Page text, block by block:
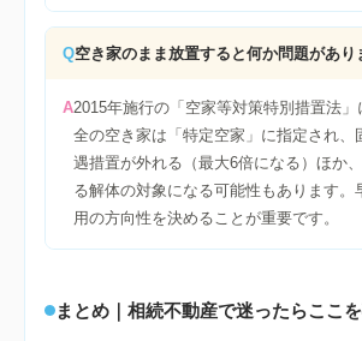
Q空き家のまま放置すると何か問題があり
A2015年施行の「空家等対策特別措置法
全の空き家は「特定空家」に指定され、
遇措置が外れる（最大6倍になる）ほか
る解体の対象になる可能性もあります。
用の方向性を決めることが重要です。
まとめ｜相続不動産で迷ったらここ